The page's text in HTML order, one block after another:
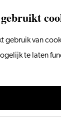
gebruik van
te laten